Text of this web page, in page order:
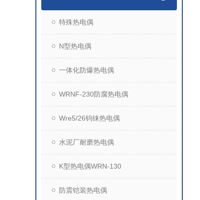
特殊热电偶
N型热电偶
一体化防爆热电偶
WRNF-230防腐热电偶
Wre5/26钨铼热电偶
水泥厂耐磨热电偶
K型热电偶WRN-130
防震铠装热电偶